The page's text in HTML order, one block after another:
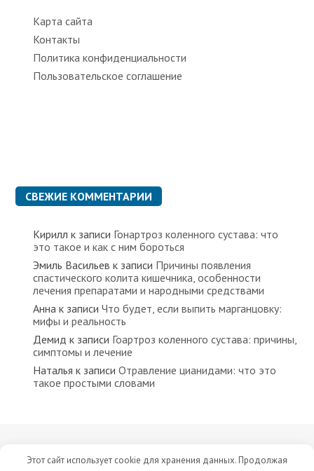
Карта сайта
Контакты
Политика конфиденциальности
Пользовательское соглашение
СВЕЖИЕ КОММЕНТАРИИ
Кирилл к записи Гонартроз коленного сустава: что
это такое и как с ним бороться
Эмиль Васильев к записи Причины появления
спастического колита кишечника, особенности
лечения препаратами и народными средствами
Анна к записиЧто будет, если выпить марганцовку:
мифы и реальность
Демид к записи Гоартроз коленного сустава: причины,
симптомы и лечение
Наталья к записиОтравление цианидами: что это
такое простыми словами
Все права защищены © 2023 Сайт носит исключительно
информационный характер. Мы не рекомендуем заниматься
Этот сайт использует cookie для хранения данных. Продолжая